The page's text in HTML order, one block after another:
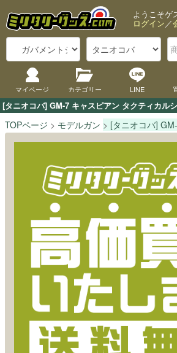
[タニオコバ] GM-7 キャスピアン タクティカル
ようこそゲ
ログイン／
マイページ カテゴリー LINE
TOPページ モデルガン [タニオコバ]